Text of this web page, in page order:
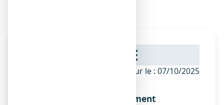
NOTICE
ANSM - Mis à jour le : 07/10/2025
Dénomination du médicament